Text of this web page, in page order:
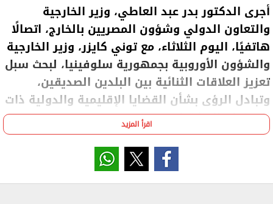
أجرى الدكتور بدر عبد العاطي، وزير الخارجية
والتعاون الدولي وشؤون المصريين بالخارج، اتصالًا
هاتفيًا، اليوم الثلاثاء، مع توني كايزر، وزير الخارجية
والشؤون الأوروبية بجمهورية سلوفينيا، لبحث سبل
تعزيز العلاقات الثنائية بين البلدين الصديقين،
وتبادل الرؤى بشأن القضايا الإقليمية والدولية ذات
الاهتمام المشترك.
وفي مستهل الاتصال، قدم الوزير عبد العاطي التهنئة
لنظيره السلوفيني بمناسبة توليه مهام منصبه، معربًا عن
تطلعه لمواصلة العمل المشترك للارتقاء بمستوى
اقرأ المزيد